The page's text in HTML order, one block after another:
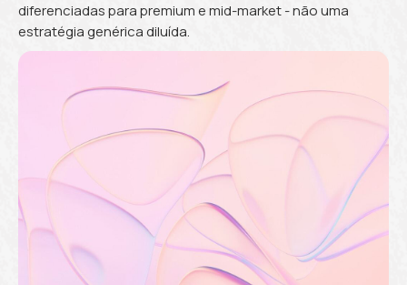
diferenciadas para premium e mid-market - não uma
estratégia genérica diluída.